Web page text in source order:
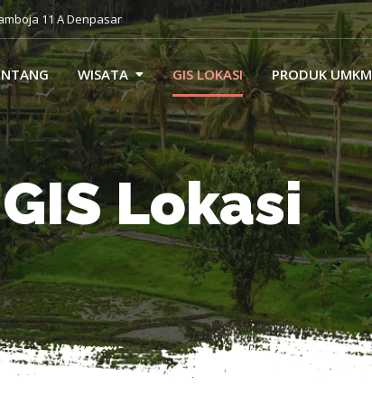
11 A Denpasar
WISATA GIS LOKASI PRODUK UMKM
GIS Lokasi